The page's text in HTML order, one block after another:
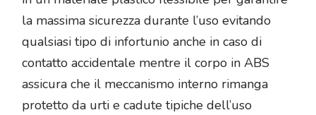
la massima sicurezza durante l’uso evitando
qualsiasi tipo di infortunio anche in caso di
contatto accidentale mentre il corpo in ABS
assicura che il meccanismo interno rimanga
protetto da urti e cadute tipiche dell’uso